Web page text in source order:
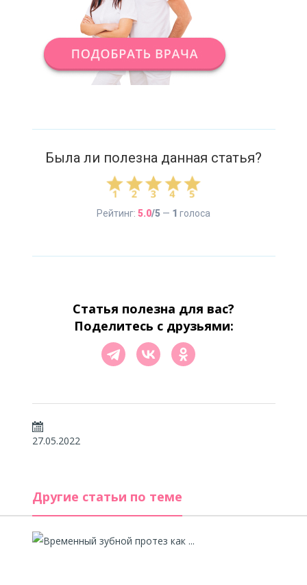
Была ли полезна данная статья?
Рейтинг: 5.0/5 — 1 голоса
Статья полезна для вас?
Поделитесь с друзьями:
27.05.2022
Другие статьи по теме